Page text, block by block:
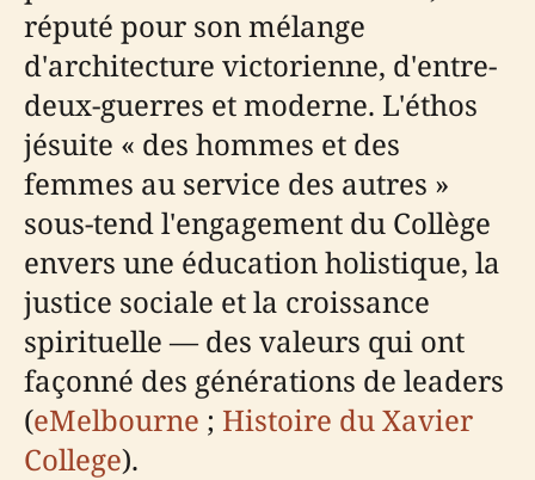
réputé pour son mélange
d'architecture victorienne, d'entre-
deux-guerres et moderne. L'éthos
jésuite « des hommes et des
femmes au service des autres »
sous-tend l'engagement du Collège
envers une éducation holistique, la
justice sociale et la croissance
spirituelle — des valeurs qui ont
façonné des générations de leaders
(eMelbourne ; Histoire du Xavier
College).